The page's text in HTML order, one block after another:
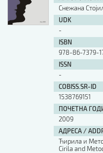
Снежана
UDK
-
ISBN
978-86-7379-
ISSN
-
COBISS.SR-ID
1538769151
ПОЧЕТНА
2009
АДРЕСА /
Ћирила и
Cirila and